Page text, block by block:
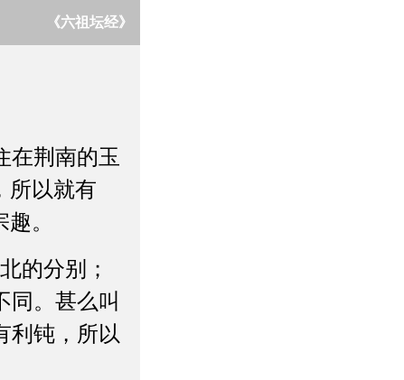
《六祖坛经》
在荆南的玉
所以就有
。
的分别；
同。甚么叫
利钝，所以